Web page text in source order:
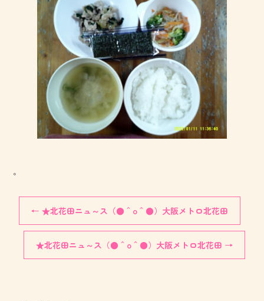
。
← ★北花田ニュ～ス（●＾o＾●）大阪メトロ北花田
★北花田ニュ～ス（●＾o＾●）大阪メトロ北花田 →